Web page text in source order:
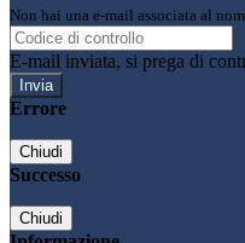
Non hai una e-mail associata al
E-mail inviata, si prega di
Errore
Chiudi
Successo
Chiudi